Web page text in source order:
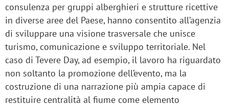
consulenza per gruppi alberghieri e strutture ricettive
in diverse aree del Paese, hanno consentito all’agenzia
di sviluppare una visione trasversale che unisce
turismo, comunicazione e sviluppo territoriale. Nel
caso di Tevere Day, ad esempio, il lavoro ha riguardato
non soltanto la promozione dell’evento, ma la
costruzione di una narrazione più ampia capace di
restituire centralità al fiume come elemento